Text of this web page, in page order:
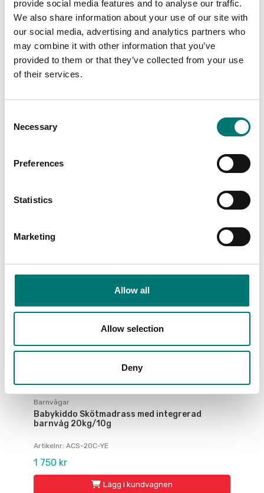
provide social media features and to analyse our traffic.
We also share information about your use of our site with
our social media, advertising and analytics partners who
may combine it with other information that you’ve
provided to them or that they’ve collected from your use
of their services.
Selection
Necessary
Preferences
Statistics
Marketing
Allow all
Allow selection
Deny
Bordsvågar
Universal adapter
RESERVDEL 3-12VDC.
790 kr
Liknande artiklar
Barnvågar
Babykiddo Skötmadrass med integrerad
barnvåg 20kg/10g
Artikelnr: ACS-20C-YE
1 750 kr
Lägg i kundvagnen